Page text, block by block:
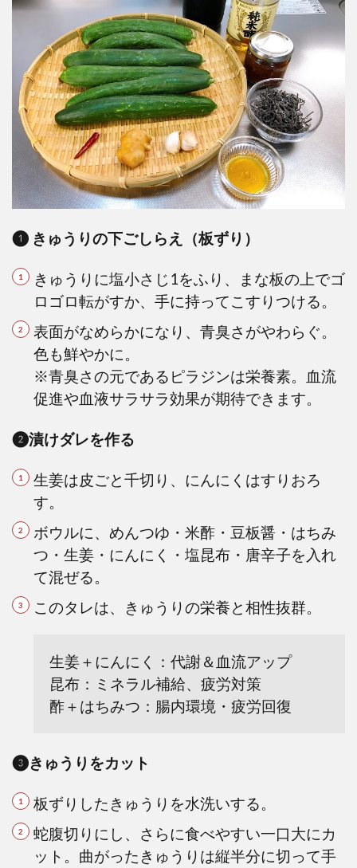
❶ きゅうりの下ごしらえ（板ずり）
きゅうりに塩小さじ1をふり、まな板の上でゴ
ロゴロ転がすか、手に持ってこすりつける。
表面がなめらかになり、青臭さがやわらぐ。
色も鮮やかに。
※青臭さの元であるピラジンは栄養素。血流
促進や血液サラサラ効果が期待できます。
❷漬けダレを作る
生姜は皮ごと千切り、にんにくはすりおろ
す。
ボウルに、めんつゆ・米酢・豆板醤・はちみ
つ・生姜・にんにく・塩昆布・唐辛子を入れ
て混ぜる。
このタレは、きゅうりの栄養と相性抜群。
生姜＋にんにく：代謝＆血流アップ
昆布：ミネラル補給、疲労対策
酢＋はちみつ：腸内環境・疲労回復
❸きゅうりをカット
板ずりしたきゅうりを水洗いする。
蛇腹切りにし、さらに食べやすい一口大にカ
ット。曲がったきゅうりは縦半分に切って手